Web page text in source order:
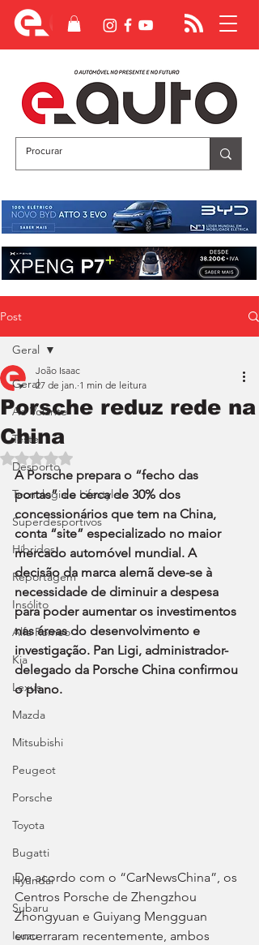
Post
Geral
Ao Volante
Teste
Desporto
Tecnologia e Lifestyle
Superdesportivos
Híbridos
Reportagem
Insólito
Alfa Romeo
Kia
Lexus
Mazda
Mitsubishi
Peugeot
Porsche
Toyota
Bugatti
Hyundai
Subaru
Isuzu
Geral
Porsche reduz rede na
China
João Isaac
27 de jan. 1 min de leitura
Avaliado com NaN de 5 estrelas.
A Porsche prepara o “fecho das
portas” de cerca de 30% dos
concessionários que tem na China,
conta “site” especializado no maior
mercado automóvel mundial. A
decisão da marca alemã deve-se à
necessidade de diminuir a despesa
para poder aumentar os investimentos
nas áreas do desenvolvimento e
investigação. Pan Ligi, administrador-
delegado da Porsche China confirmou
o plano.
De acordo com o “CarNewsChina”, os
Centros Porsche de Zhengzhou
Zhongyuan e Guiyang Mengguan
encerraram recentemente, ambos